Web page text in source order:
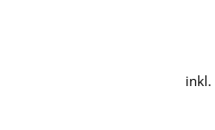
inkl.